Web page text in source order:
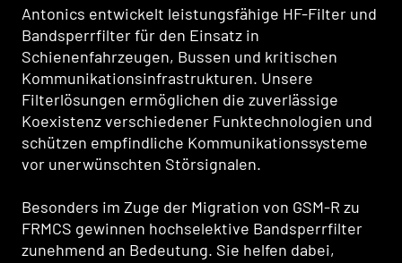
Antonics entwickelt leistungsfähige HF-Filter und
Bandsperrfilter für den Einsatz in
Schienenfahrzeugen, Bussen und kritischen
Kommunikationsinfrastrukturen. Unsere
Filterlösungen ermöglichen die zuverlässige
Koexistenz verschiedener Funktechnologien und
schützen empfindliche Kommunikationssysteme
vor unerwünschten Störsignalen.
Besonders im Zuge der Migration von GSM-R zu
FRMCS gewinnen hochselektive Bandsperrfilter
zunehmend an Bedeutung. Sie helfen dabei,